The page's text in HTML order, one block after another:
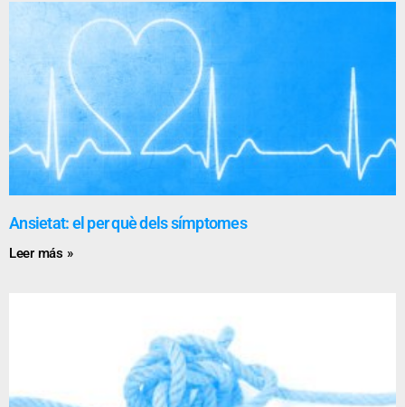
Ansietat: el per què dels símptomes
Leer más »